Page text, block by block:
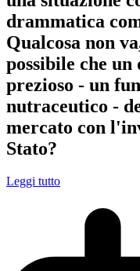
drammatica
Qualcosa non
possibile che
prezioso - un
nutraceutico -
mercato con
Stato?
Leggi tutto